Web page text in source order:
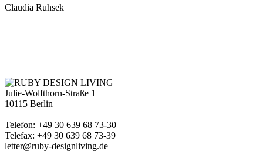
Claudia Ruhsek
Julie-Wolfthorn-Straße 1
10115 Berlin
Telefon: +49 30 639 68 73-30
Telefax: +49 30 639 68 73-39
letter@ruby-designliving.de